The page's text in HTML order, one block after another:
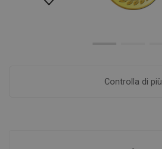
Controlla di più